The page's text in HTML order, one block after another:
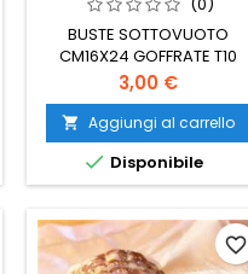
BUSTE SOTTOVUOTO
CM16X24 GOFFRATE T10
(CONF.50PZ)
Prezzo
3,00 €
 Aggiungi al carrello
 Disponibile
favorite_border